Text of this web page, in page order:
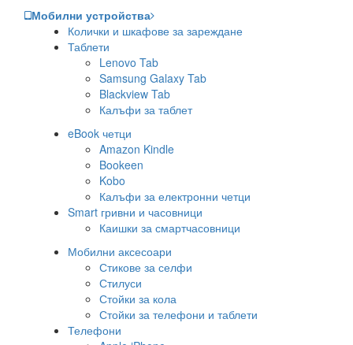
Мобилни устройства
Колички и шкафове за зареждане
Таблети
Lenovo Tab
Samsung Galaxy Tab
Blackview Tab
Калъфи за таблет
eBook четци
Amazon Kindle
Bookeen
Kobo
Калъфи за електронни четци
Smart гривни и часовници
Каишки за смартчасовници
Мобилни аксесоари
Стикове за селфи
Стилуси
Стойки за кола
Стойки за телефони и таблети
Телефони